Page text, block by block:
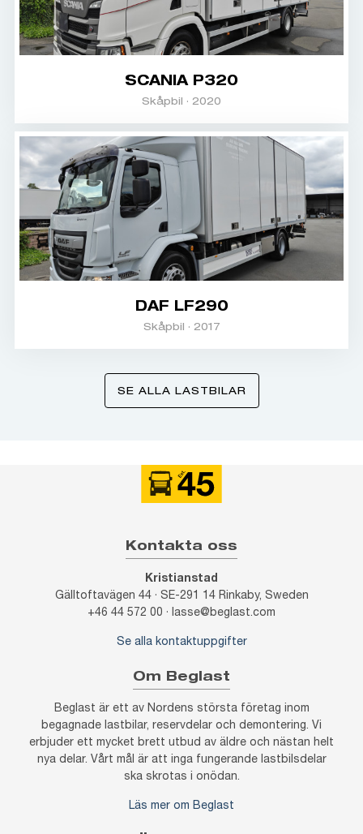
SCANIA P320
Skåpbil · 2020
DAF LF290
Skåpbil · 2017
SE ALLA LASTBILAR
Kontakta oss
Kristianstad
Gälltoftavägen 44 · SE-291 14 Rinkaby, Sweden
+46 44 572 00 · lasse@beglast.com
Se alla kontaktuppgifter
Om Beglast
Beglast är ett av Nordens största företag inom
begagnade lastbilar, reservdelar och demontering. Vi
erbjuder ett mycket brett utbud av äldre och nästan helt
nya delar. Vårt mål är att inga fungerande lastbilsdelar
ska skrotas i onödan.
Läs mer om Beglast